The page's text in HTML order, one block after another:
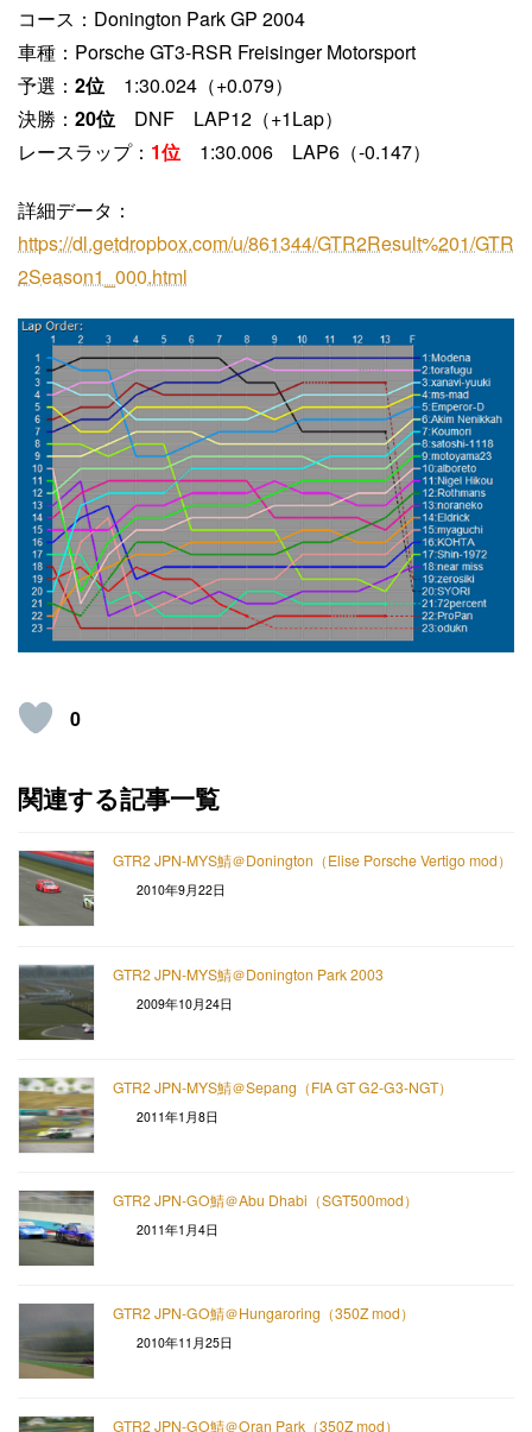
コース：Donington Park GP 2004
車種：Porsche GT3-RSR Freisinger Motorsport
予選： 2位 1:30.024（+0.079）
決勝： 20位 DNF LAP12（+1Lap）
レースラップ： 1位 1:30.006 LAP6（-0.147）
詳細データ：
https://dl.getdropbox.com/u/861344/GTR2Result%201/GTR
2Season1_000.html
0
関連する記事一覧
GTR2 JPN-MYS鯖＠Donington（Elise Porsche Vertigo mod）
2010年9月22日
GTR2 JPN-MYS鯖＠Donington Park 2003
2009年10月24日
GTR2 JPN-MYS鯖＠Sepang（FIA GT G2-G3-NGT）
2011年1月8日
GTR2 JPN-GO鯖＠Abu Dhabi（SGT500mod）
2011年1月4日
GTR2 JPN-GO鯖＠Hungaroring（350Z mod）
2010年11月25日
GTR2 JPN-GO鯖＠Oran Park（350Z mod）